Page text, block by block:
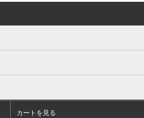
カートを見る